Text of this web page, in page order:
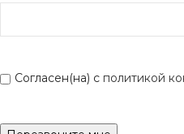
Согласен(на) с политикой